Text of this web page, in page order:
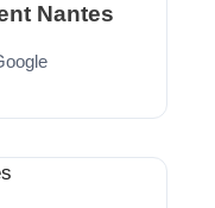
Nantes